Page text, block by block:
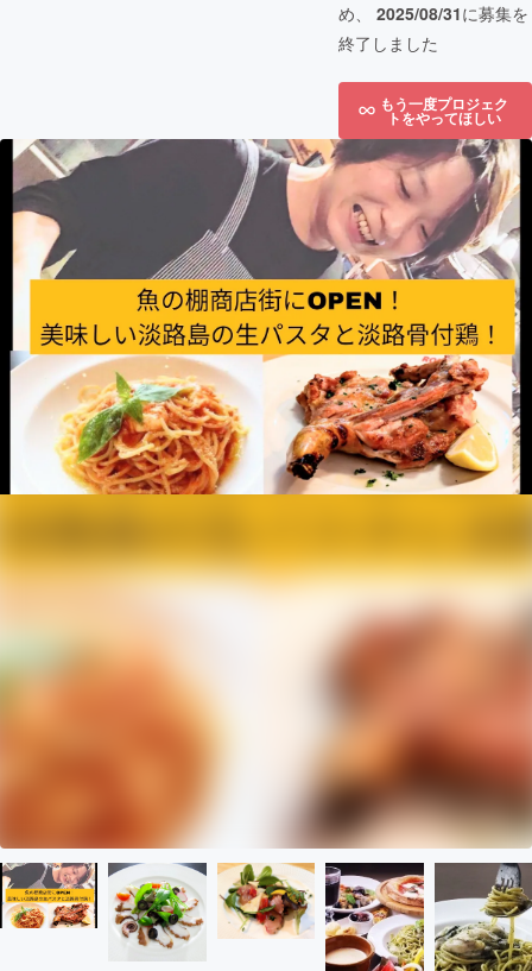
め、 2025/08/31に募集を
終了しました
もう一度プロジェク
トをやってほしい